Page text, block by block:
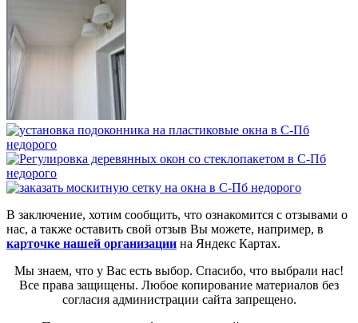
В заключение, хотим сообщить, что ознакомится с отзывами о
нас, а также оставить свой отзыв Вы можете, например, в
карточке нашей организации на Яндекс Картах.
Мы знаем, что у Вас есть выбор. Спасибо, что выбрали нас!
Все права защищены. Любое копирование материалов без
согласия администрации сайта запрещено.